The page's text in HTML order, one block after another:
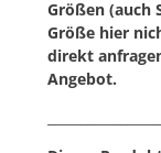
Größen (auch
Größe hier
direkt
Angebot.